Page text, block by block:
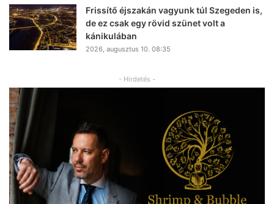
Frissítő éjszakán vagyunk túl Szegeden is,
de ez csak egy rövid szünet volt a
kánikulában
2026, augusztus 10. 08:35
- Hirdetés -